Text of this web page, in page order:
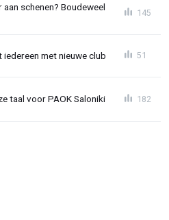
schenen? Boudeweel
145
met nieuwe club 51
taal voor PAOK Saloniki 182